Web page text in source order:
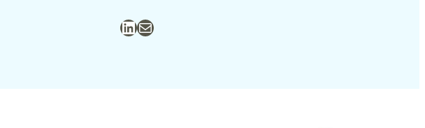
LinkedIn E-mail